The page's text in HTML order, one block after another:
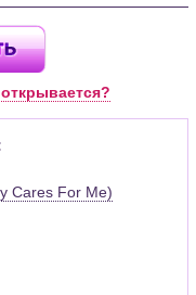
Cares For Me)